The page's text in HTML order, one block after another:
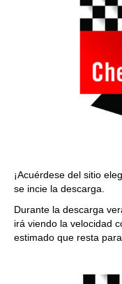
¡Acuérdese del sitio
se incie la descarga.
Durante la descarga
irá viendo la velocidad
estimado que resta